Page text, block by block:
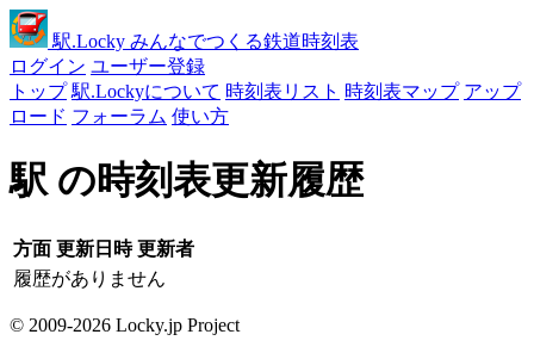
駅.Locky みんなでつくる鉄道時刻表
ログイン ユーザー登録
トップ 駅.Lockyについて 時刻表リスト 時刻表マップ アップ
ロード フォーラム 使い方
駅 の時刻表更新履歴
方面 更新日時 更新者
履歴がありません
© 2009-2026 Locky.jp Project